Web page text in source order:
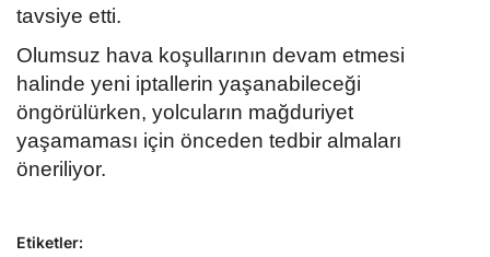
tavsiye etti.
Olumsuz hava koşullarının devam etmesi
halinde yeni iptallerin yaşanabileceği
öngörülürken, yolcuların mağduriyet
yaşamaması için önceden tedbir almaları
öneriliyor.
Etiketler: